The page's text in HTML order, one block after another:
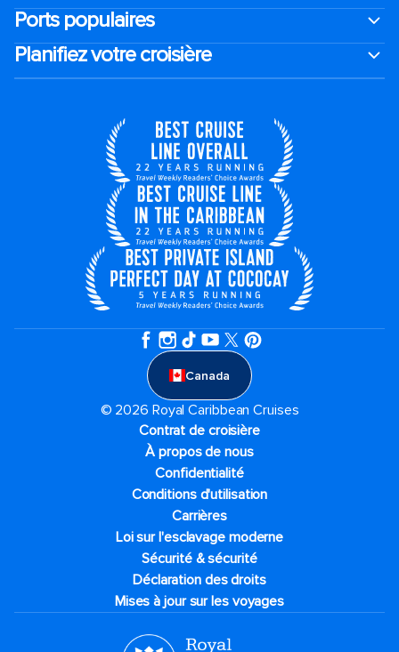
Ports populaires
Planifiez votre croisière
Canada
© 2026 Royal Caribbean Cruises
Contrat de croisière
À propos de nous
Confidentialité
Conditions d'utilisation
Carrières
Loi sur l'esclavage moderne
Sécurité & sécurité
Déclaration des droits
Mises à jour sur les voyages